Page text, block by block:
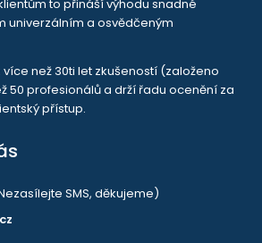
to přináší výhodu snadné
univerzálním a osvědčeným
než 30ti let zkušeností (založeno
50 profesionálů a drží řadu ocenění za
přístup.
SMS, děkujeme)